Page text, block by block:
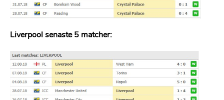
Liverpool senaste 5 matcher: